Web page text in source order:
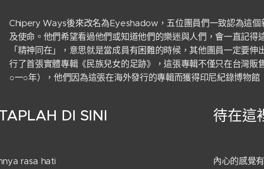
Chipery Ways後來改名為Eyeshadow，五位團員們一致認為這個
及使命。他們希望看過他們或知道他們的樂迷與人們，會一直記
「精神同在」，意思就是當成員有困難的時候，其他團員一定要
行了首張實體專輯《民族兒女的足跡》，這張專輯不僅只在台灣販
○一○年），他們因為這張在海外發行的專輯而獲得印尼紀錄博物館
DI SINI
rasa hati
待在這
內心的感覺